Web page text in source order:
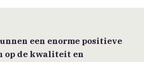
een enorme positieve
op de kwaliteit en